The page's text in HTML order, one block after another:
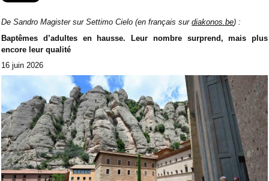
De Sandro Magister sur Settimo Cielo (en français sur diakonos.be) :
Baptêmes d’adultes en hausse. Leur nombre surprend, mais plus
encore leur qualité
16 juin 2026